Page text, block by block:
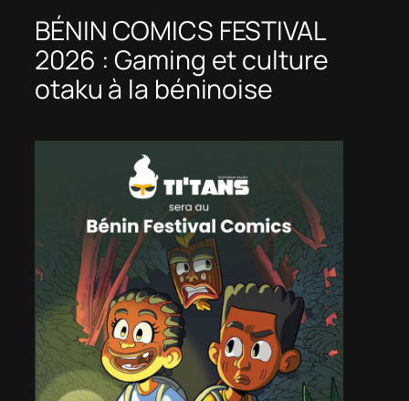
BÉNIN COMICS FESTIVAL
2026 : Gaming et culture
otaku à la béninoise